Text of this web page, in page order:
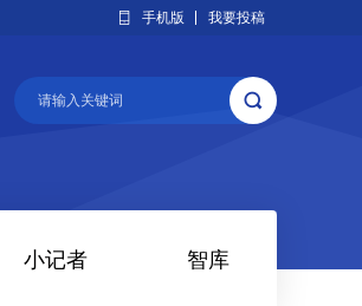
手机版 我要投稿
小记者 智库